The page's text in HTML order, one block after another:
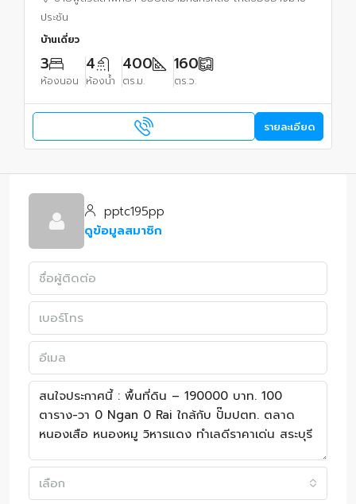
ประชัน
บ้านเดี่ยว
3
ห้องนอน
4
ห้องน้ำ
400
ตร.ม.
160
ตร.ว.
รายละเอียด
pptc195pp
ดูข้อมูลสมาชิก
เลือก